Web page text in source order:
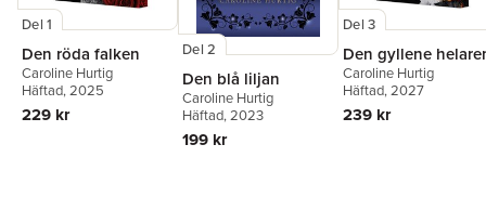
Del 1
Den röda falken
Caroline Hurtig
Häftad, 2025
229 kr
Del 2
Den blå liljan
Caroline Hurtig
Häftad, 2023
199 kr
Del 3
Den gyllene
Caroline Hurtig
Häftad, 2027
239 kr